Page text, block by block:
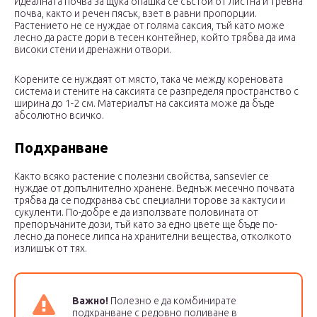
почва, както и речен пясък, взет в равни пропорции.
Растението не се нуждае от голяма саксия, тъй като може
лесно да расте дори в тесен контейнер, който трябва да има
високи стени и дренажни отвори.
Корените се нуждаят от място, така че между кореновата
система и стените на саксията се разпределя пространство с
ширина до 1-2 см. Материалът на саксията може да бъде
абсолютно всичко.
Подхранване
Както всяко растение с полезни свойства, sansevier се
нуждае от допълнително хранене. Веднъж месечно почвата
трябва да се подхранва със специални торове за кактуси и
сукуленти. По-добре е да използвате половината от
препоръчаните дози, тъй като за едно цвете ще бъде по-
лесно да понесе липса на хранителни вещества, отколкото
излишък от тях.
Важно! Полезно е да комбинирате
подхранване с редовно поливане в